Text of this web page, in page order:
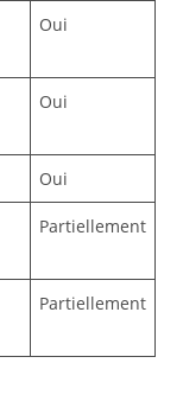
Oui
Oui
Oui
Partiellement
Partiellement